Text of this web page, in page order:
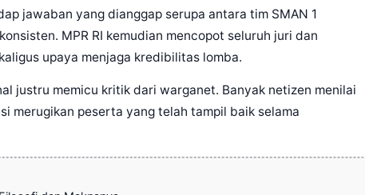
jawaban yang dianggap serupa antara tim SMAN 1
MPR RI kemudian mencopot seluruh juri dan
upaya menjaga kredibilitas lomba.
justru memicu kritik dari warganet. Banyak netizen menilai
merugikan peserta yang telah tampil baik selama